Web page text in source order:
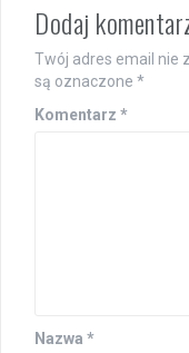
Dodaj
Twój adres email nie
są oznaczone *
Komentarz *
Nazwa *